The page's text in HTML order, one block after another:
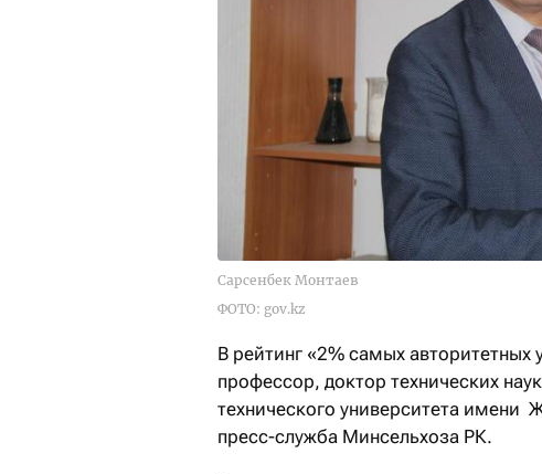
Сарсенбек Монтаев
ФОТО: gov.kz
В рейтинг «2% самых авторитетных
профессор, доктор технических
технического университета имени
пресс-служба Минсельхоза РК.